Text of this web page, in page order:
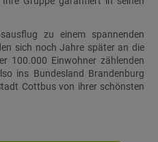
zu einem spannenden
sich noch Jahre später an die
100.000 Einwohner zählenden
ins Bundesland Brandenburg
Cottbus von ihrer schönsten